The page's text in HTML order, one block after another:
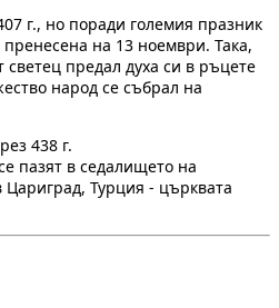
г., но поради големия празник
на 13 ноември. Така,
предал духа си в ръцете
народ се събрал на
438 г.
пазят в седалището на
Турция - църквата